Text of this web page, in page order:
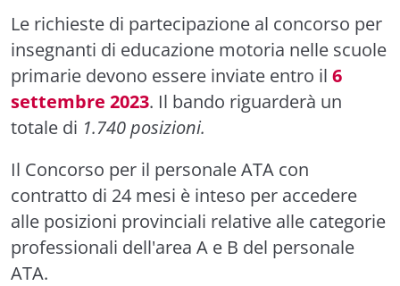
Le richieste di partecipazione al concorso per
insegnanti di educazione motoria nelle scuole
primarie devono essere inviate entro il 6
settembre 2023. Il bando riguarderà un
totale di 1.740 posizioni.
Il Concorso per il personale ATA con
contratto di 24 mesi è inteso per accedere
alle posizioni provinciali relative alle categorie
professionali dell'area A e B del personale
ATA.